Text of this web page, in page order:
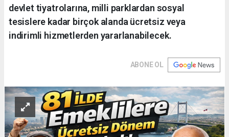
devlet tiyatrolarına, milli parklardan sosyal
tesislere kadar birçok alanda ücretsiz veya
indirimli hizmetlerden yararlanabilecek.
ABONE OL